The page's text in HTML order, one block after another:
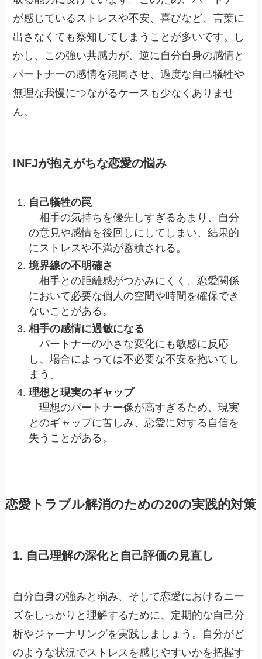
が感じているストレスや不安、喜びなど、言葉に
出さなくても察知してしまうことが多いです。し
かし、この強い共感力が、逆に自分自身の感情と
パートナーの感情を混同させ、過度な自己犠牲や
無理な我慢につながるケースも少なくありませ
ん。
INFJが抱えがちな恋愛の悩み
自己犠牲の罠
相手の気持ちを優先しすぎるあまり、自分
の意見や感情を後回しにしてしまい、結果的
にストレスや不満が蓄積される。
境界線の不明確さ
相手との距離感がつかみにくく、恋愛関係
において必要な個人の空間や時間を確保でき
ないことがある。
相手の感情に過敏になる
パートナーの小さな変化にも敏感に反応
し、場合によっては不必要な不安を抱いてし
まう。
理想と現実のギャップ
理想のパートナー像が高すぎるため、現実
とのギャップに苦しみ、恋愛に対する自信を
失うことがある。
恋愛トラブル解消のための20の実践的対策
1. 自己理解の深化と自己評価の見直し
自分自身の強みと弱み、そして恋愛におけるニー
ズをしっかりと理解するために、定期的な自己分
析やジャーナリングを実践しましょう。自分がど
のような状況でストレスを感じやすいかを把握す